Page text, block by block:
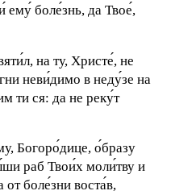
ему́ боле́знь, да Твое́,
на ту, Христе́, не
неви́димо в неду́зе на
ти ся: да не реку́т
Богоро́дице, о́бразу
раб Твои́х моли́тву и
боле́зни воста́в,